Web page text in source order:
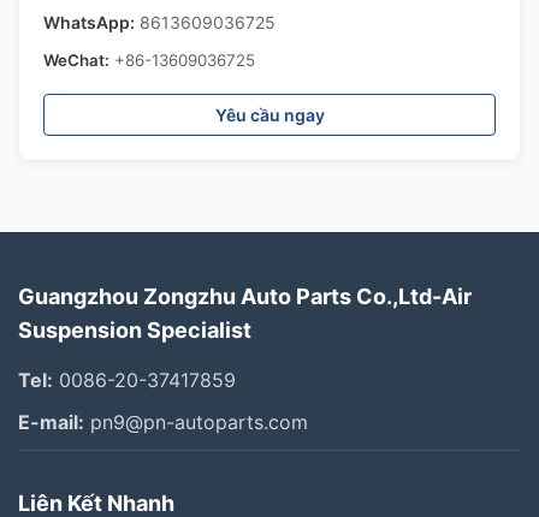
WhatsApp: 8613609036725
WeChat: +86-13609036725
Yêu cầu ngay
Guangzhou Zongzhu Auto Parts Co.,Ltd-Air
Suspension Specialist
Tel: 0086-20-37417859
E-mail: pn9@pn-autoparts.com
Liên Kết Nhanh